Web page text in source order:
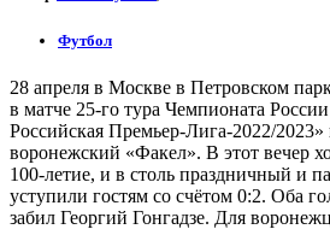
Футбол
28 апреля в Москве в Петровском
в матче 25-го тура Чемпионата
Российская Премьер-Лига-2022/
воронежский «Факел». В этот вечер
100-летие, и в столь праздничный и
уступили гостям со счётом 0:2. Оба
забил Георгий Гонгадзе. Для